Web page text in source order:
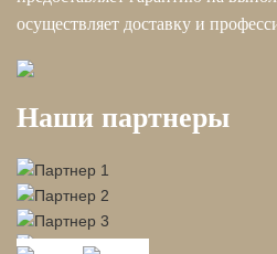
осуществляет доставку и
Наши партнеры